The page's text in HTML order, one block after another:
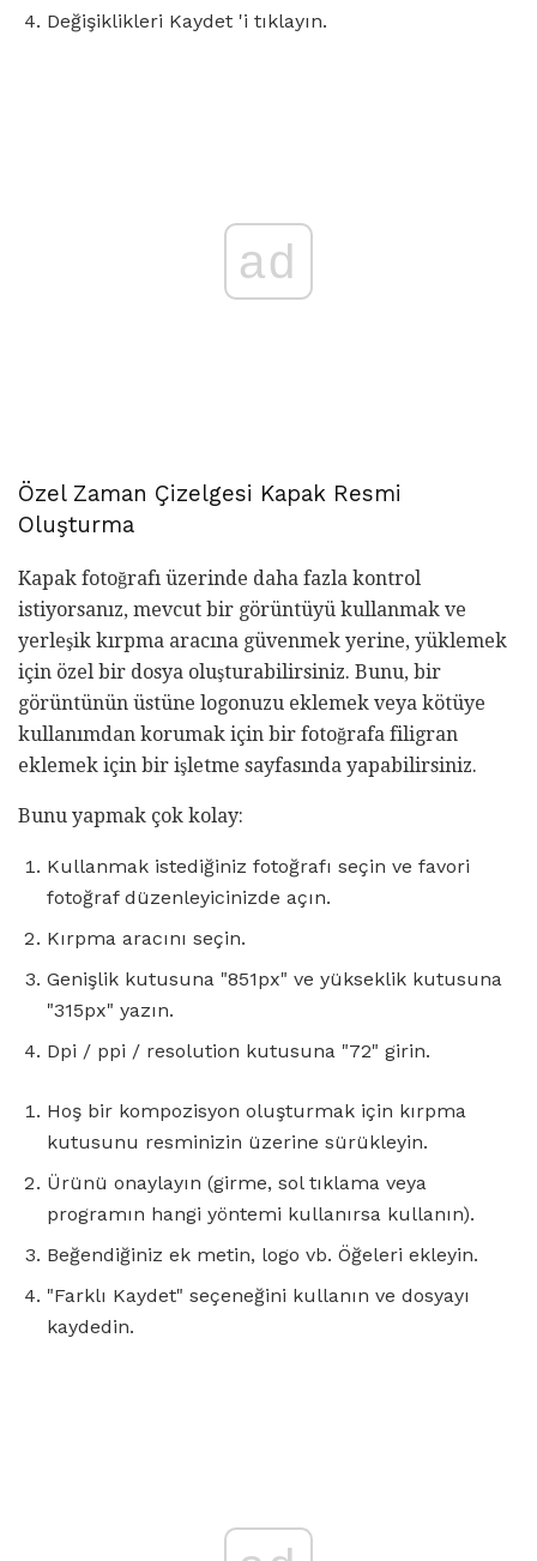
Değişiklikleri Kaydet 'i tıklayın.
ad
Özel Zaman Çizelgesi Kapak Resmi
Oluşturma
Kapak fotoğrafı üzerinde daha fazla kontrol
istiyorsanız, mevcut bir görüntüyü kullanmak ve
yerleşik kırpma aracına güvenmek yerine, yüklemek
için özel bir dosya oluşturabilirsiniz. Bunu, bir
görüntünün üstüne logonuzu eklemek veya kötüye
kullanımdan korumak için bir fotoğrafa filigran
eklemek için bir işletme sayfasında yapabilirsiniz.
Bunu yapmak çok kolay:
Kullanmak istediğiniz fotoğrafı seçin ve favori
fotoğraf düzenleyicinizde açın.
Kırpma aracını seçin.
Genişlik kutusuna "851px" ve yükseklik kutusuna
"315px" yazın.
Dpi / ppi / resolution kutusuna "72" girin.
Hoş bir kompozisyon oluşturmak için kırpma
kutusunu resminizin üzerine sürükleyin.
Ürünü onaylayın (girme, sol tıklama veya
programın hangi yöntemi kullanırsa kullanın).
Beğendiğiniz ek metin, logo vb. Öğeleri ekleyin.
"Farklı Kaydet" seçeneğini kullanın ve dosyayı
kaydedin.